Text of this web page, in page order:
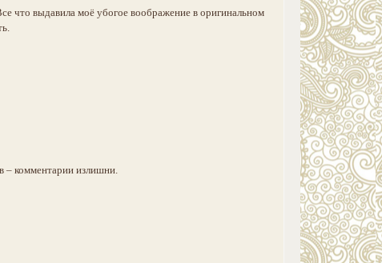
что выдавила моё убогое воображение в оригинальном
– комментарии излишни.